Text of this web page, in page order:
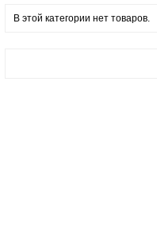
В этой категории нет товаров.